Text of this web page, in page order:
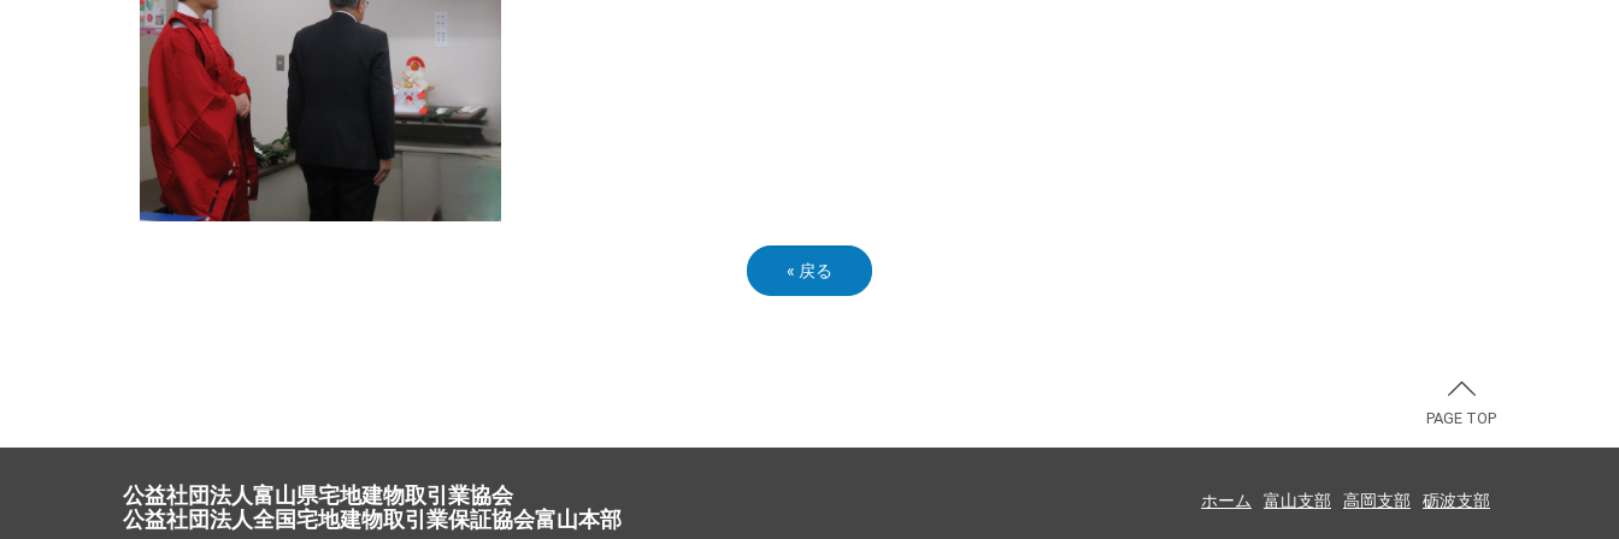
« 戻る
PAGE TOP
公益社団法人富山県宅地建物取引業協会
公益社団法人全国宅地建物取引業保証協会富山本部
ホーム 富山支部 高岡支部 砺波支部